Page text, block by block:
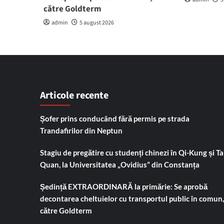
către Goldterm
admin 5 august 2026
Articole recente
Șofer prins conducând fără permis pe strada
Trandafirilor din Neptun
Stagiu de pregătire cu studenți chinezi în Qi-Kung și
Quan, la Universitatea „Ovidius” din Constanța
Ședință EXTRAORDINARĂ la primărie: Se aprobă
decontarea cheltuielor cu transportul public în comun,
către Goldterm